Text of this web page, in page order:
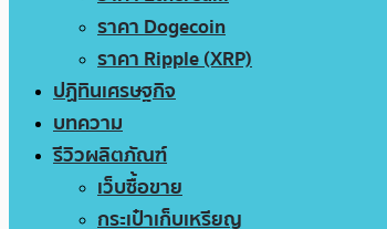
ราคา Dogecoin
ราคา Ripple (XRP)
ปฏิทินเศรษฐกิจ
บทความ
รีวิวผลิตภัณฑ์
เว็บซื้อขาย
กระเป๋าเก็บเหรียญ